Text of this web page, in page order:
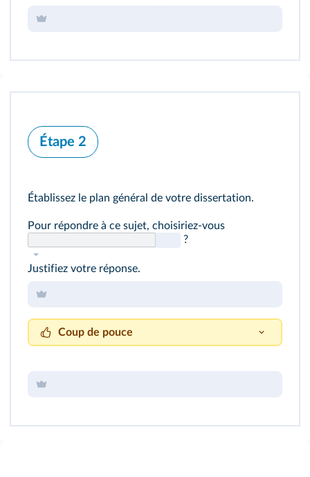
Étape 2
Établissez le plan général de votre dissertation.
Pour répondre à ce sujet, choisiriez‑vous
?
Justifiez votre réponse.
Coup de pouce
I.